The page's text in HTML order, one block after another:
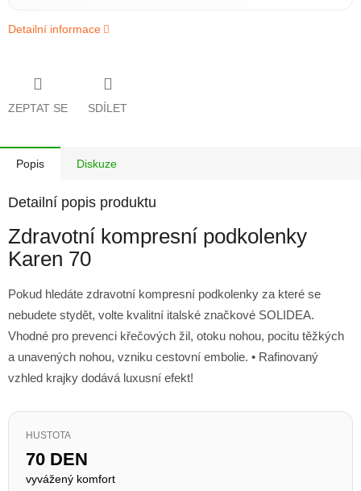
Detailní informace
ZEPTAT SE SDÍLET
Popis Diskuze
Detailní popis produktu
Zdravotní kompresní podkolenky
Karen 70
Pokud hledáte zdravotní kompresní podkolenky za které se
nebudete stydět, volte kvalitní italské značkové SOLIDEA.
Vhodné pro prevenci křečových žil, otoku nohou, pocitu těžkých
a unavených nohou, vzniku cestovní embolie. • Rafinovaný
vzhled krajky dodává luxusní efekt!
HUSTOTA
70 DEN
vyvážený komfort